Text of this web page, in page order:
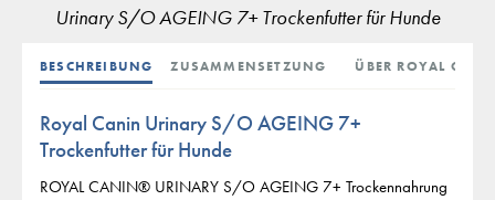
Urinary S/O AGEING 7+ Trockenfutter für Hunde
BESCHREIBUNG ÜBER ROYAL
ZUSAMMENSETZUNG
Royal Canin Urinary S/O AGEING 7+
Trockenfutter für Hunde
ROYAL CANIN® URINARY S/O AGEING 7+ Trockennahrung